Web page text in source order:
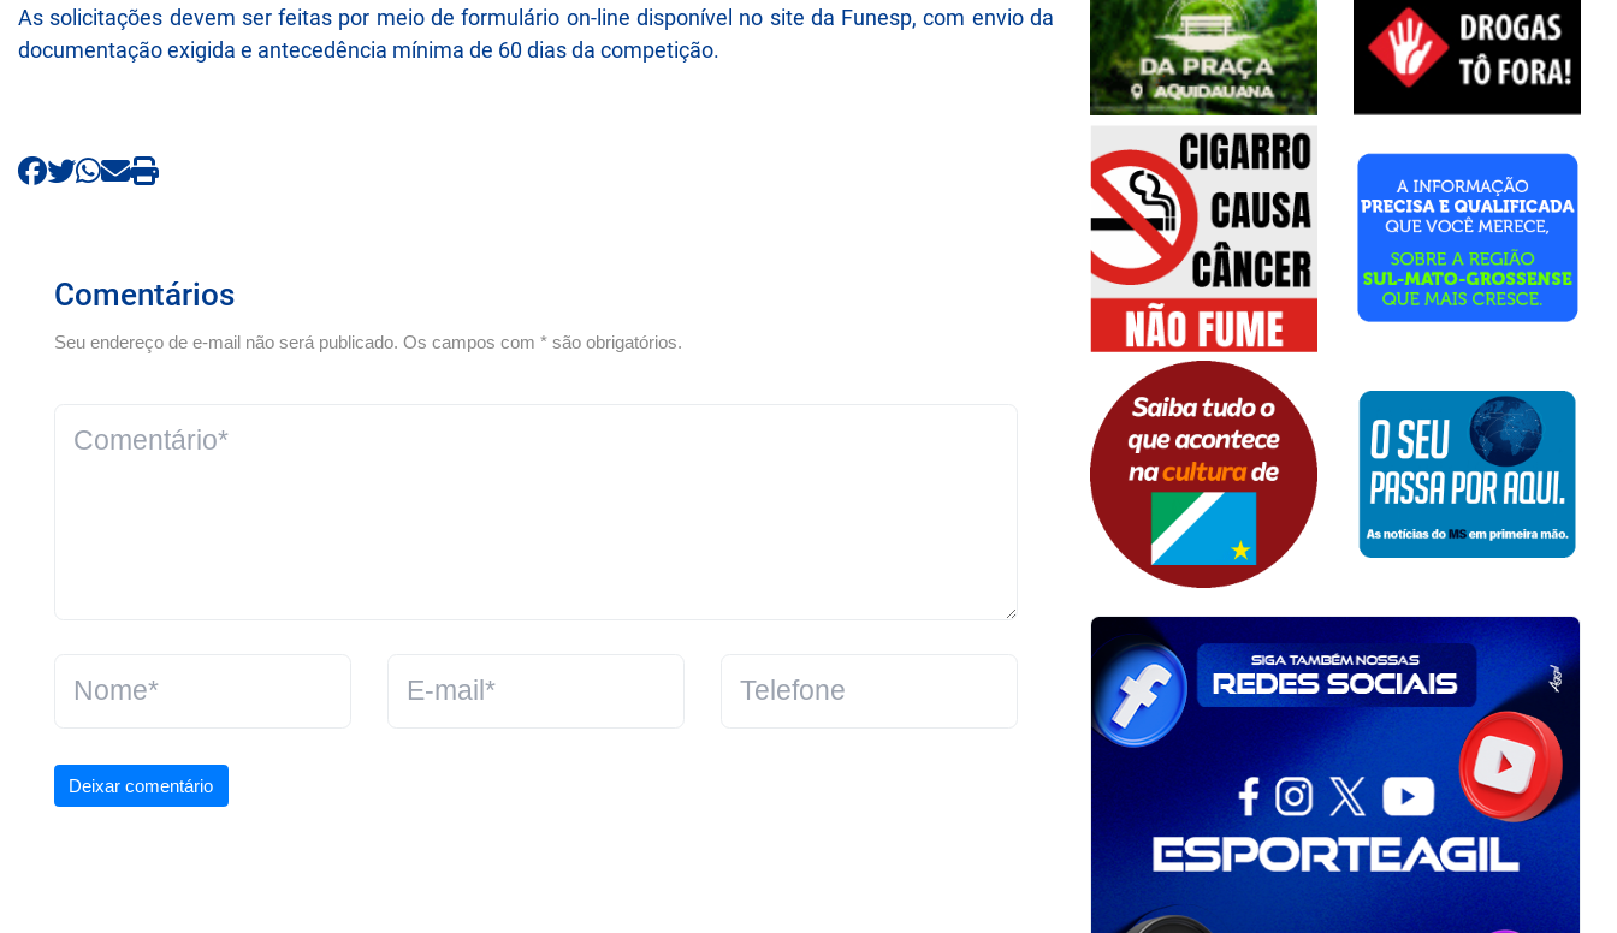
As solicitações devem ser feitas por meio de formulário on-line disponível no site da Funesp, com envio da
documentação exigida e antecedência mínima de 60 dias da competição.
Comentários
Seu endereço de e-mail não será publicado. Os campos com * são obrigatórios.
Deixar comentário